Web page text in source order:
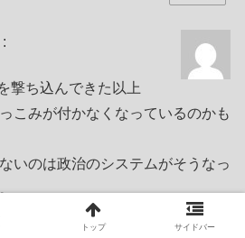
撃ち込んできた以上
こみが付かなくなっているのかも
いのは政治のシステムがそうなっ
トップ サイドバー